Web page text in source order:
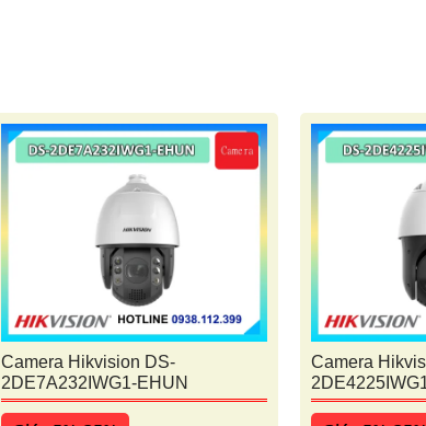
Camera Hikvision DS-
2DE7A232IWG1-EHUN
Camera